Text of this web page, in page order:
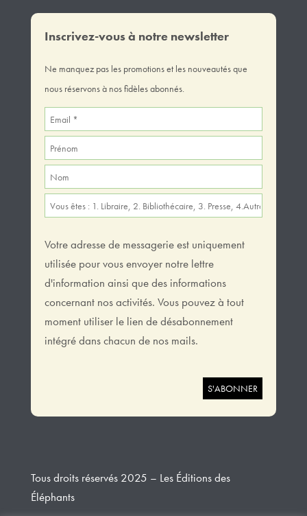
Inscrivez-vous à notre newsletter
Ne manquez pas les promotions et les nouveautés que
nous réservons à nos fidèles abonnés.
Votre adresse de messagerie est uniquement
utilisée pour vous envoyer notre lettre
d'information ainsi que des informations
concernant nos activités. Vous pouvez à tout
moment utiliser le lien de désabonnement
intégré dans chacun de nos mails.
Tous droits réservés 2025 – Les Éditions des
Éléphants